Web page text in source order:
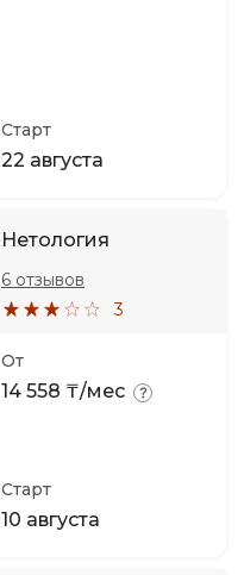
Старт
22 августа
Нетология
3
6 отзывов
От
14 558 ₸/мес
Старт
10 августа